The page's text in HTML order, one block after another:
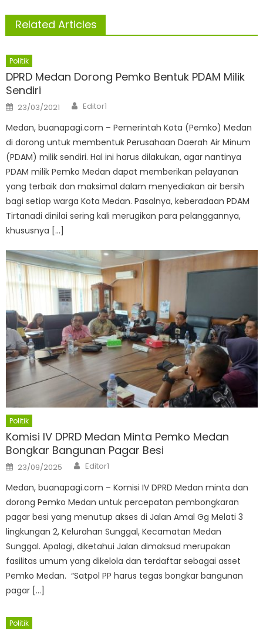
Related Articles
Politik
DPRD Medan Dorong Pemko Bentuk PDAM Milik
Sendiri
Posted
on
23/03/2021 Author
Editor1
Medan, buanapagi.com – Pemerintah Kota (Pemko) Medan
di dorong untuk membentuk Perusahaan Daerah Air Minum
(PDAM) milik sendiri. Hal ini harus dilakukan, agar nantinya
PDAM milik Pemko Medan dapat memberikan pelayanan
yang terbaik dan maksimal dalam menyediakan air bersih
bagi setiap warga Kota Medan. Pasalnya, keberadaan PDAM
Tirtanadi dinilai sering kali merugikan para pelanggannya,
khususnya […]
Politik
Komisi IV DPRD Medan Minta Pemko Medan
Bongkar Bangunan Pagar Besi
Posted
on
23/09/2025 Author
Editor1
Medan, buanapagi.com – Komisi IV DPRD Medan minta dan
dorong Pemko Medan untuk percepatan pembongkaran
pagar besi yang menutup akses di Jalan Amal Gg Melati 3
lingkungan 2, Kelurahan Sunggal, Kecamatan Medan
Sunggal. Apalagi, diketahui Jalan dimaksud merupakan
fasilitas umum yang dikelola dan terdaftar sebagai asset
Pemko Medan. “Satpol PP harus tegas bongkar bangunan
pagar […]
Politik